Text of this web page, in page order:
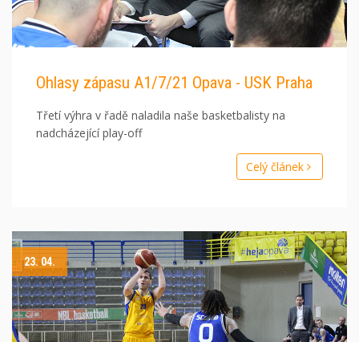
Ohlasy zápasu A1/7/21 Opava - USK Praha
Třetí výhra v řadě naladila naše basketbalisty na
nadcházející play-off
Celý článek
23. 04.